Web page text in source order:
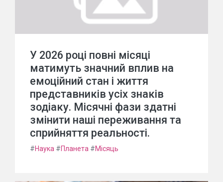
У 2026 році повні місяці
матимуть значний вплив на
емоційний стан і життя
представників усіх знаків
зодіаку. Місячні фази здатні
змінити наші переживання та
сприйняття реальності.
#Наука #Планета #Місяць